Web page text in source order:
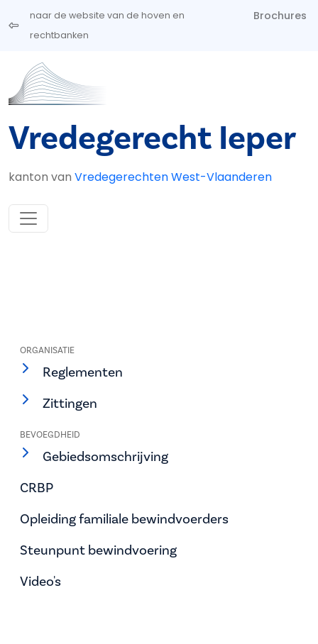
Overslaan en naar de inhoud gaan
naar de website van de hoven en
rechtbanken
Brochures
Vredegerecht Ieper
kanton van Vredegerechten West-Vlaanderen
ORGANISATIE
Reglementen
Zittingen
BEVOEGDHEID
Gebiedsomschrijving
CRBP
Opleiding familiale bewindvoerders
Steunpunt bewindvoering
Video's